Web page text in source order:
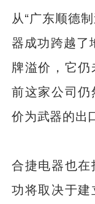
从“广东顺德
器成功跨越了
牌溢价，它
前这家公司
价为武器的出
合捷电器也
功将取决于